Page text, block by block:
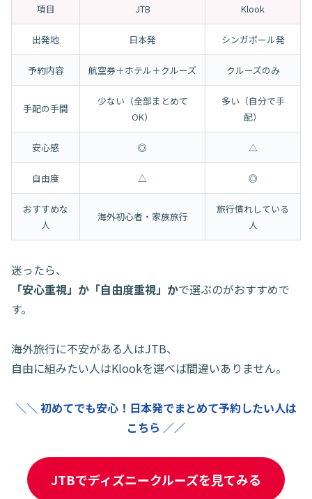
項目 JTB Klook
出発地 日本発 シンガポール発
予約内容 航空券＋ホテル＋クルーズ クルーズのみ
手配の手間
少ない（全部まとめて
OK）
多い（自分で手
配）
安心感 ◎ △
自由度 △ ◎
おすすめな
人
海外初心者・家族旅行
旅行慣れしている
人
迷ったら、
「安心重視」か「自由度重視」かで選ぶのがおすすめで
す。
海外旅行に不安がある人はJTB、
自由に組みたい人はKlookを選べば間違いありません。
＼＼ 初めてでも安心！日本発でまとめて予約したい人は
こちら ／／
JTBでディズニークルーズを見てみる